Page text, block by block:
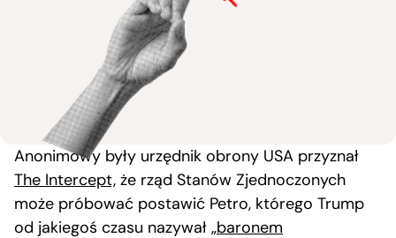
Anonimowy były urzędnik obrony USA przyznał
The Intercept, że rząd Stanów Zjednoczonych
może próbować postawić Petro, którego Trump
od jakiegoś czasu nazywał „baronem